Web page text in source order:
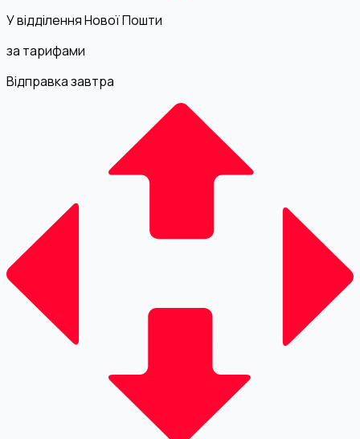
У відділення Нової Пошти
за тарифами
Відправка завтра